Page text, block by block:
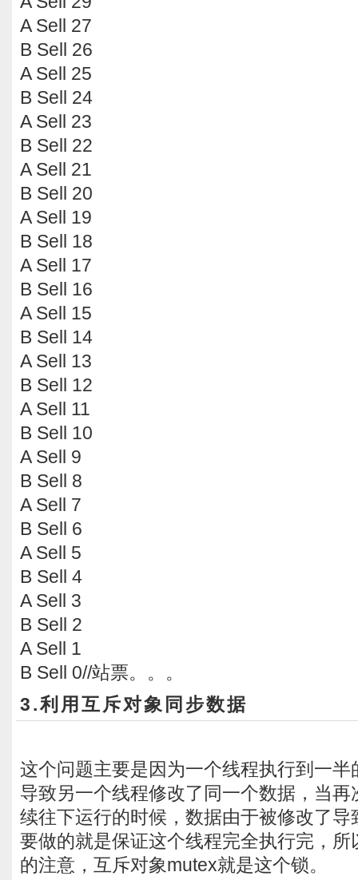
A Sell 27
B Sell 26
A Sell 25
B Sell 24
A Sell 23
B Sell 22
A Sell 21
B Sell 20
A Sell 19
B Sell 18
A Sell 17
B Sell 16
A Sell 15
B Sell 14
A Sell 13
B Sell 12
A Sell 11
B Sell 10
A Sell 9
B Sell 8
A Sell 7
B Sell 6
A Sell 5
B Sell 4
A Sell 3
B Sell 2
A Sell 1
B Sell 0//站票。。。
3.利用互斥对象同步数据
这个问题主要是因为一个线程执行到一
导致另一个线程修改了同一个数据，当
续往下运行的时候，数据由于被修改了
要做的就是保证这个线程完全执行完，
的注意，互斥对象mutex就是这个锁。